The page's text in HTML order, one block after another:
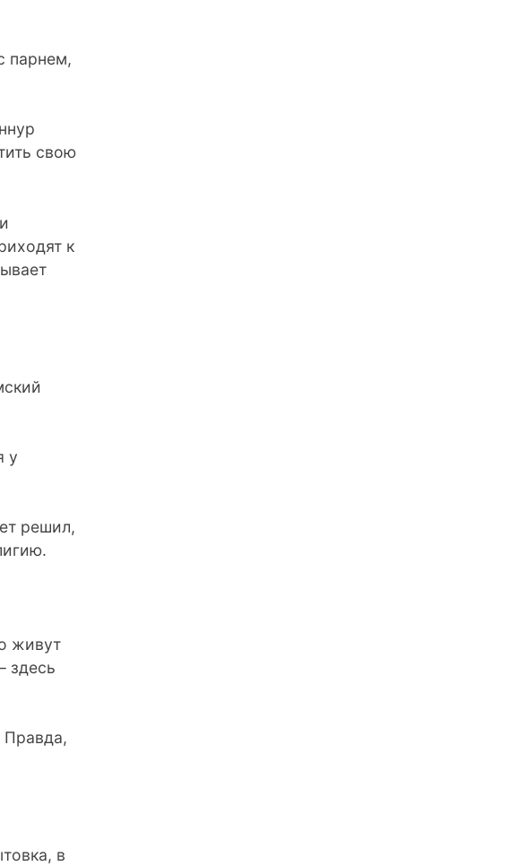
парнем,
свою
к
у
решил,
живут
здесь
Правда,
в